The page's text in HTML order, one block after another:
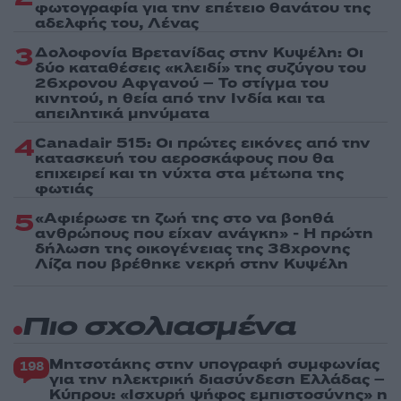
φωτογραφία για την επέτειο θανάτου της
αδελφής του, Λένας
3Δολοφονία Βρετανίδας στην Κυψέλη: Οι
δύο καταθέσεις «κλειδί» της συζύγου του
26χρονου Αφγανού – Το στίγμα του
κινητού, η θεία από την Ινδία και τα
απειλητικά μηνύματα
4Canadair 515: Οι πρώτες εικόνες από την
κατασκευή του αεροσκάφους που θα
επιχειρεί και τη νύχτα στα μέτωπα της
φωτιάς
5«Αφιέρωσε τη ζωή της στο να βοηθά
ανθρώπους που είχαν ανάγκη» - Η πρώτη
δήλωση της οικογένειας της 38χρονης
Λίζα που βρέθηκε νεκρή στην Κυψέλη
Πιο σχολιασμένα
198 Μητσοτάκης στην υπογραφή συμφωνίας
για την ηλεκτρική διασύνδεση Ελλάδας –
Κύπρου: «Ισχυρή ψήφος εμπιστοσύνης» η